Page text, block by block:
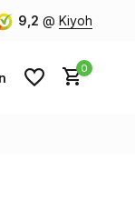
(Alleen Nederland)
9,2 @ Kiyoh
0